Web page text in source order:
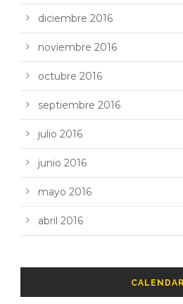
diciembre 2016
noviembre 2016
octubre 2016
septiembre 2016
julio 2016
junio 2016
mayo 2016
abril 2016
CALENDAR